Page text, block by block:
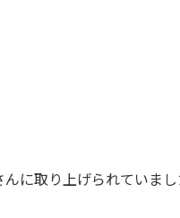
に取り上げられていまし